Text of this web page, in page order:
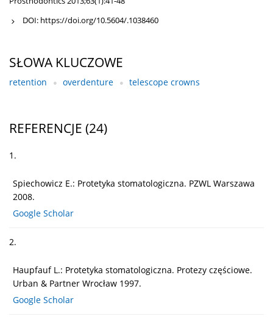
DOI: https://doi.org/10.5604/.1038460
SŁOWA KLUCZOWE
retention overdenture telescope crowns
REFERENCJE (24)
1.
Spiechowicz E.: Protetyka stomatologiczna. PZWL Warszawa
2008.
Google Scholar
2.
Haupfauf L.: Protetyka stomatologiczna. Protezy częściowe.
Urban & Partner Wrocław 1997.
Google Scholar